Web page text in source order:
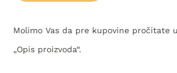
Molimo Vas da pre kupovine pročitate
„Opis proizvoda“.